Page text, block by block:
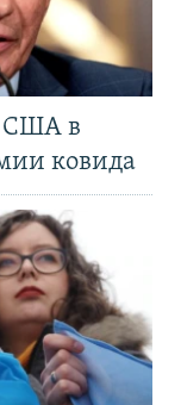
США в
ковида